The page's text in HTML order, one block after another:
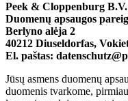
Peek & Cloppenburg
Duomenų apsaugos
Berlyno alėja 2
40212 Diuseldorfas,
El. paštas:
Jūsų asmens duomenų
duomenis tvarkome,